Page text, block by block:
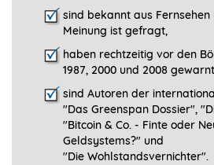
sind bekannt aus Fernsehen
Meinung ist gefragt,
haben rechtzeitig vor den
1987, 2000 und 2008
sind Autoren der
"Das Greenspan Dossier", "
"Bitcoin & Co. - Finte oder
Geldsystems?" und
"Die Wohlstandsvernichter".